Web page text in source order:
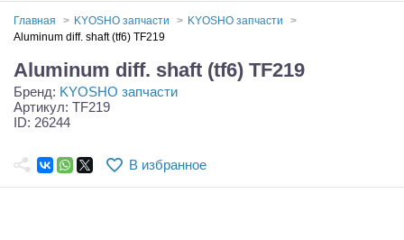
Запчасти и аксессуары
Игрушки
Самолеты
Главная KYOSHO запчасти
KYOSHO запчасти
Aluminum diff. shaft (tf6) TF219
Aluminum diff. shaft (tf6) TF219
Бренд: KYOSHO запчасти
Артикул: TF219
ID: 26244
В избранное